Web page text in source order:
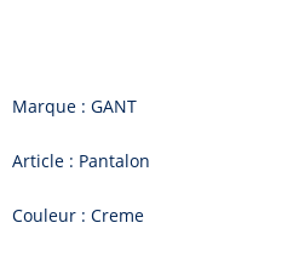
Marque : GANT
Article : Pantalon
Couleur : Creme